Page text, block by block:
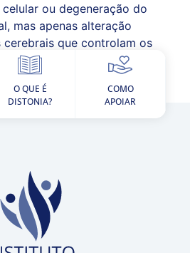
ou degeneração do
mas apenas alteração
que controlam os
distônicos
neural subjacente à
regiões do sistema […]
O QUE É
DISTONIA?
COMO
APOIAR